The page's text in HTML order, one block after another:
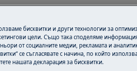
бисквитки и други технологии за
цели. Също така споделяме
от социалните медии, рекламата и
се съгласявате с начина, по който
нашата декларация за бисквитки.